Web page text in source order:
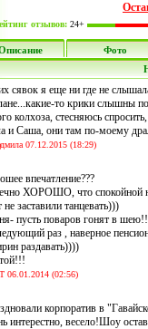
отзывов: 24+
Фото
сявок я еще ни где не
то крики слышны
колхоза, стесняюсь
и Саша, они там по-моему
07.12.2015 (18:29)
впечатление???
ХОРОШО, что спокойной
не заставили танцевать)))
пусть поваров гонят в
раз , наверное
раздавать))))
06.01.2014 (02:56)
корпоратив в
интерестно, весело!Шоу